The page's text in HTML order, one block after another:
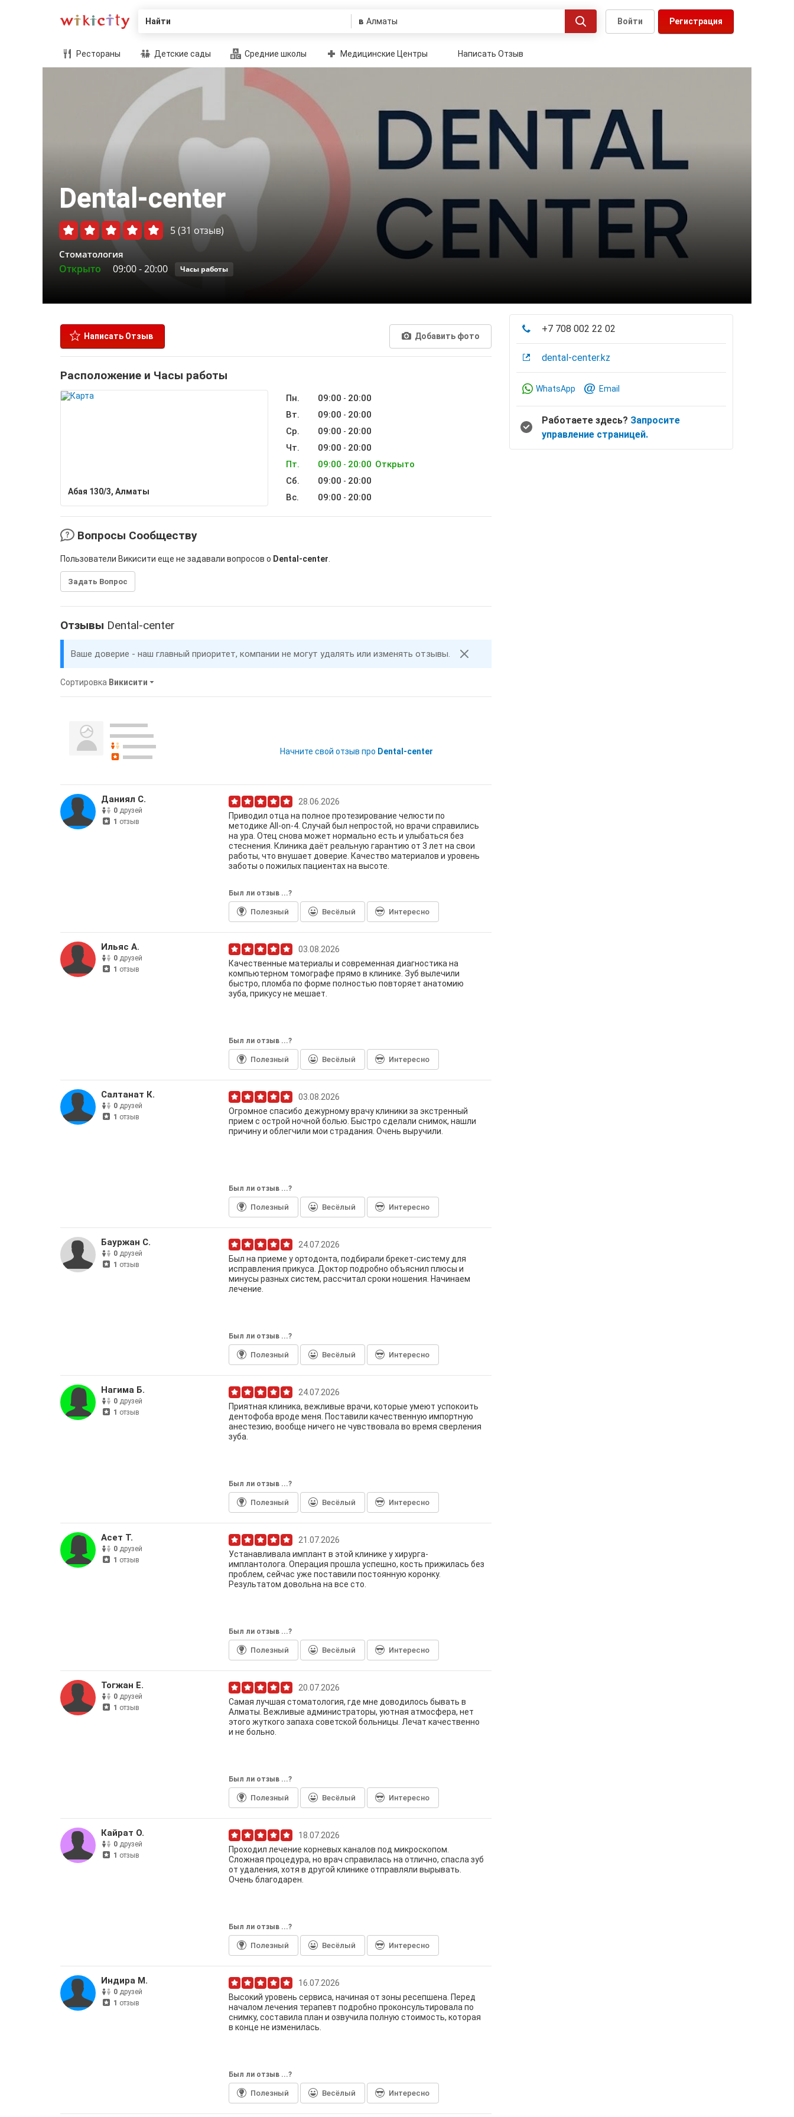
Найти в Регистрация
Войти
Рестораны Детские сады Средние школы Медицинские Центры Написать Отзыв
Dental-center
5(31 отзыв)
Стоматология
Открыто 09:00-20:00 Часы работы
Написать Отзыв Добавить фото
Расположение и Часы работы
Абая 130/3, Алматы
Пн. 09:00 - 20:00
Вт.
09:00 - 20:00
Ср.
09:00 - 20:00
Чт.
09:00 - 20:00
Пт.
09:00 - 20:00 Открыто
Сб.
09:00 - 20:00
Вс.
09:00 - 20:00
Вопросы Сообществу
Пользователи Викисити еще не задавали вопросов о Dental-center
Задать Вопрос
Отзывы Dental-center
Ваше доверие - наш главный приоритет, компании не могут удалять или изменять отзывы.
Сортировка Викисити
Начните свой отзыв про Dental-center
Даниял С.
0 друзей
1 отзыв
28.06.2026
Приводил отца на полное протезирование челюсти по
методике All-on-4. Случай был непростой, но врачи справились
на ура. Отец снова может нормально есть и улыбаться без
стеснения. Клиника даёт реальную гарантию от 3 лет на свои
работы, что внушает доверие. Качество материалов и уровень
заботы о пожилых пациентах на высоте.
Был ли отзыв ...?
Полезный Весёлый Интересно
Ильяс А.
0 друзей
1 отзыв
03.08.2026
Качественные материалы и современная диагностика на
компьютерном томографе прямо в клинике. Зуб вылечили
быстро, пломба по форме полностью повторяет анатомию
зуба, прикусу не мешает.
Был ли отзыв ...?
Полезный Весёлый Интересно
Салтанат К.
0 друзей
1 отзыв
03.08.2026
Огромное спасибо дежурному врачу клиники за экстренный
прием с острой ночной болью. Быстро сделали снимок, нашли
причину и облегчили мои страдания. Очень выручили.
Был ли отзыв ...?
Полезный Весёлый Интересно
Бауржан С.
0 друзей
1 отзыв
24.07.2026
Был на приеме у ортодонта, подбирали брекет-систему для
исправления прикуса. Доктор подробно объяснил плюсы и
минусы разных систем, рассчитал сроки ношения. Начинаем
лечение.
Был ли отзыв ...?
Полезный Весёлый Интересно
Нагима Б.
0 друзей
1 отзыв
24.07.2026
Приятная клиника, вежливые врачи, которые умеют успокоить
дентофоба вроде меня. Поставили качественную импортную
анестезию, вообще ничего не чувствовала во время сверления
зуба.
Был ли отзыв ...?
Полезный Весёлый Интересно
Асет Т.
0 друзей
1 отзыв
21.07.2026
Устанавливала имплант в этой клинике у хирурга-
имплантолога. Операция прошла успешно, кость прижилась без
проблем, сейчас уже поставили постоянную коронку.
Результатом довольна на все сто.
Был ли отзыв ...?
Полезный Весёлый Интересно
Тогжан Е.
0 друзей
1 отзыв
20.07.2026
Самая лучшая стоматология, где мне доводилось бывать в
Алматы. Вежливые администраторы, уютная атмосфера, нет
этого жуткого запаха советской больницы. Лечат качественно
и не больно.
Был ли отзыв ...?
Полезный Весёлый Интересно
Кайрат О.
0 друзей
1 отзыв
18.07.2026
Проходил лечение корневых каналов под микроскопом.
Сложная процедура, но врач справилась на отлично, спасла зуб
от удаления, хотя в другой клинике отправляли вырывать.
Очень благодарен.
Был ли отзыв ...?
Полезный Весёлый Интересно
Индира М.
0 друзей
1 отзыв
16.07.2026
Высокий уровень сервиса, начиная от зоны ресепшена. Перед
началом лечения терапевт подробно проконсультировала по
снимку, составила план и озвучила полную стоимость, которая
в конце не изменилась.
Был ли отзыв ...?
Полезный Весёлый Интересно
+7 708 002 22 02
dental-center.kz
WhatsApp Email
Работаете здесь? Запросите
управление страницей.